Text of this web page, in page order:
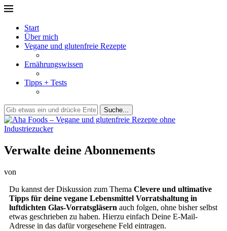
Start
Über mich
Vegane und glutenfreie Rezepte
Ernährungswissen
Tipps + Tests
Suche...
Verwalte deine Abonnements
von
Du kannst der Diskussion zum Thema Clevere und ultimative
Tipps für deine vegane Lebensmittel Vorratshaltung in
luftdichten Glas-Vorratsgläsern auch folgen, ohne bisher selbst
etwas geschrieben zu haben. Hierzu einfach Deine E-Mail-
Adresse in das dafür vorgesehene Feld eintragen.